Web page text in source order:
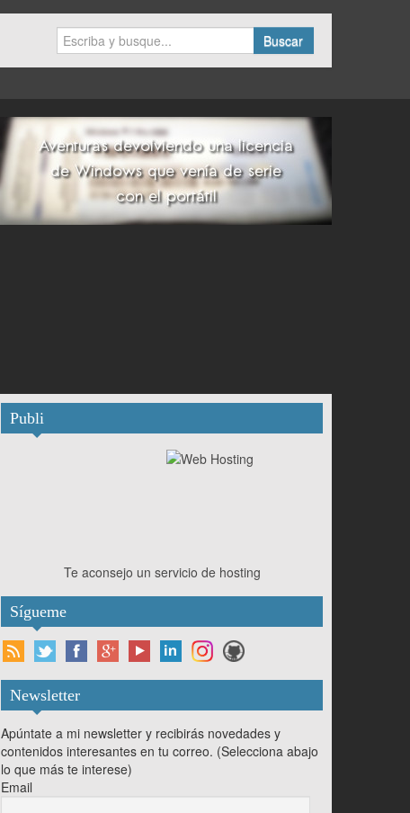
Buscar
Publi
Te aconsejo un servicio de hosting
Sígueme
Newsletter
Apúntate a mi newsletter y recibirás novedades y
contenidos interesantes en tu correo. (Selecciona abajo
lo que más te interese)
Email